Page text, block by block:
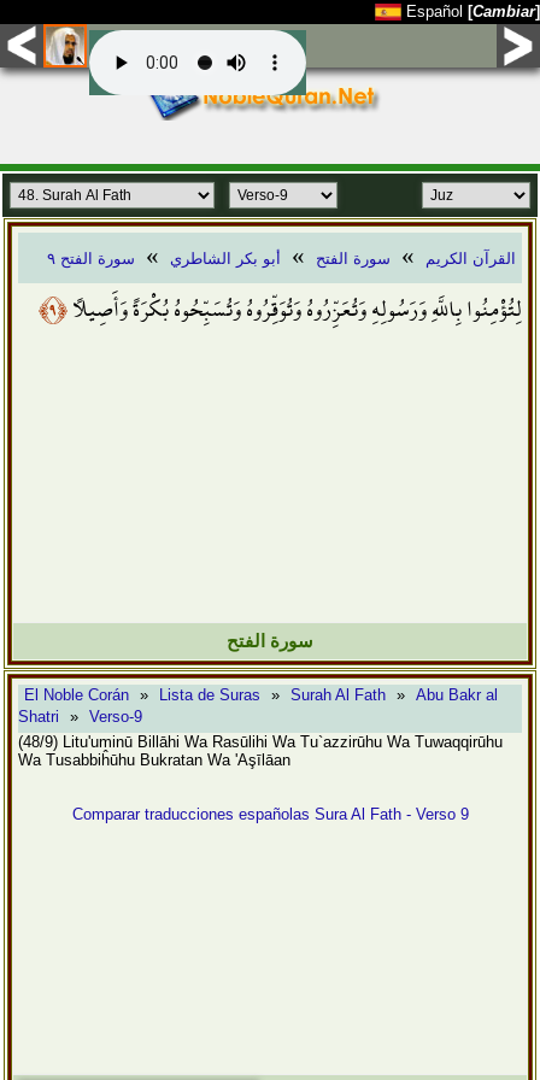
Español [Cambiar]
القرآن الكريم » سورة الفتح » أبو بكر الشاطري » سورة الفتح ٩
لِتُؤْمِنُوا بِاللَّهِ وَرَسُولِهِ وَتُعَزِّرُوهُ وَتُوَقِّرُوهُ وَتُسَبِّحُوهُ بُكْرَةً وَأَصِيلًا﴿٩﴾
سورة الفتح
El Noble Corán » Lista de Suras » Surah Al Fath » Abu Bakr al
Shatri
» Verso-9
(48/9) Litu'uminū Billāhi Wa Rasūlihi Wa Tu`azzirūhu Wa Tuwaqqirūhu
Wa Tusabbiĥūhu Bukratan Wa 'Aşīlāan
Comparar traducciones españolas Sura Al Fath - Verso 9